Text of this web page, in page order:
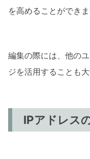
を高めることができま
編集の際には、他の
ジを活用することも大
IPアドレス